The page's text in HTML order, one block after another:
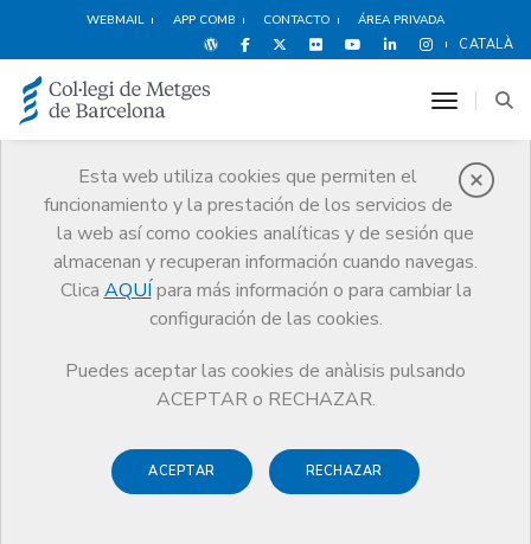
WEBMAIL APP COMB CONTACTO ÁREA PRIVADA
CATALÀ
Esta web utiliza cookies que permiten el
funcionamiento y la prestación de los servicios de
la web así como cookies analíticas y de sesión que
almacenan y recuperan información cuando navegas.
Clica AQUÍ para más información o para cambiar la
configuración de las cookies.
Puedes aceptar las cookies de anàlisis pulsando
ACEPTAR o RECHAZAR.
ACEPTAR RECHAZAR
toggle
Agenda
Comunicación Inscripción actividad
4º Foro de Inversión E-
Health (Presencial)